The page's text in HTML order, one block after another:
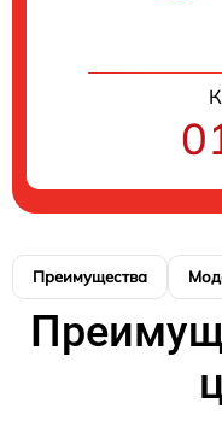
Преимущества